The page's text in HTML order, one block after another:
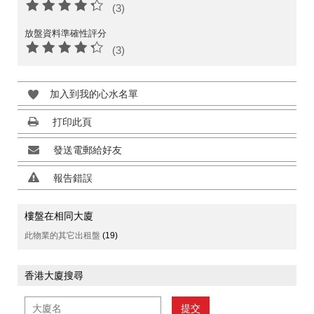
(3)
放盤資料準確性評分
(3)
加入到我的心水名單
打印此頁
發送電郵給好友
報告錯誤
樓盤在相同大廈
此物業的其它出租盤 (19)
香港大廈搜尋
提交